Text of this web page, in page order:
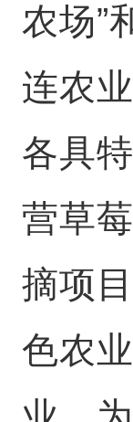
农场”
连农
各具
营草
摘项
色农